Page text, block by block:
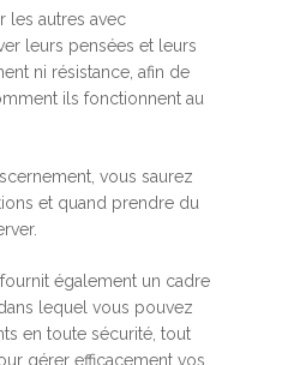
les autres avec
leurs pensées et leurs
ni résistance, afin de
ils fonctionnent au
vous saurez
et quand prendre du
également un cadre
lequel vous pouvez
en toute sécurité, tout
gérer efficacement vos